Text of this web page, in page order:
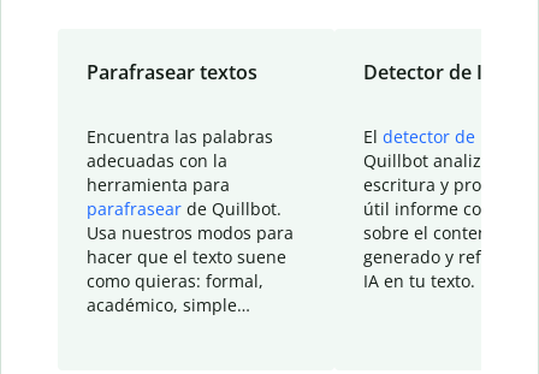
Parafrasear textos
Encuentra las palabras
adecuadas con la
herramienta para
parafrasear de Quillbot.
Usa nuestros modos para
hacer que el texto suene
como quieras: formal,
académico, simple…
Detector de IA
El detector de IA
Quillbot analiza tu
escritura y
útil informe con
sobre el contenido
generado y refinado
IA en tu texto.